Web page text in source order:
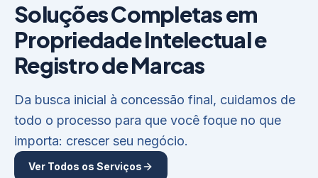
Soluções Completas em
Propriedade Intelectual e
Registro de Marcas
Da busca inicial à concessão final, cuidamos de
todo o processo para que você foque no que
importa: crescer seu negócio.
Ver Todos os Serviços